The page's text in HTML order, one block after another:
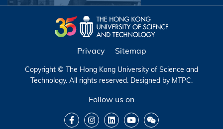
Privacy Sitemap
Copyright © The Hong Kong University of Science and
Technology. All rights reserved. Designed by MTPC.
Follow us on